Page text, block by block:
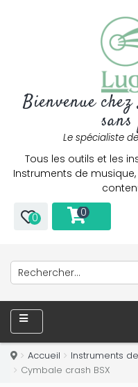
Bienvenue
Le spécialiste
Tous les outils et les
Instruments de musique,
0 0
Accueil Instruments
Cymbale crash BSX